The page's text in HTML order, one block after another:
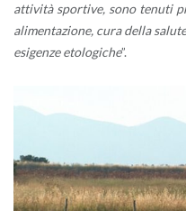
at­ti­vi­tà spor­ti­ve, sono te­nu­ti
ali­men­ta­zio­ne, cura della
esi­gen­ze eto­lo­gi­che”.